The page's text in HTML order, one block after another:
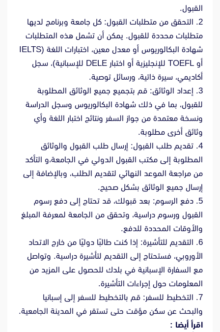
القبول.
2. التحقق من متطلبات القبول: كل جامعة وبرنامج لديها
متطلبات محددة للقبول. يمكن أن تشمل هذه المتطلبات
شهادة البكالوريوس أو معدل معين، اختبارات اللغة (IELTS
أو TOEFL للإنجليزية أو اختبار DELE للإسبانية)، سجل
أكاديمي، سيرة ذاتية، ورسائل توصية.
3. إعداد الوثائق: قم بتجميع جميع الوثائق المطلوبة
للقبول، بما في ذلك شهادة البكالوريوس وسجل الدراسة
ونسخة معتمدة من جواز السفر ونتائج اختبار اللغة وأي
وثائق أخرى مطلوبة.
4. تقديم طلب القبول: إرسال طلب القبول والوثائق
المطلوبة إلى مكتب القبول الدولي في الجامعة،و التأكد
من مراجعة الموعد النهائي لتقديم الطلب، وبالإضافة إلى
إرسال جميع الوثائق بشكل صحيح.
5. دفع الرسوم: بعد قبولك، قد تحتاج إلى دفع رسوم
القبول ورسوم دراسية، وتحقق من الجامعة لمعرفة المبلغ
والأوقات المحددة للدفع.
6. التقديم للتأشيرة: إذا كنت طالبًا دوليًا من خارج الاتحاد
الأوروبي، فستحتاج إلى التقديم لتأشيرة دراسية. وتواصل
مع السفارة الإسبانية في بلدك للحصول على المزيد من
المعلومات حول إجراءات التأشيرة.
7. التخطيط للسفر: قم بالتخطيط للسفر إلى إسبانيا
والبحث عن سكن مؤقت حتى تستقر في المدينة الجامعية.
اقرأ أيضا :